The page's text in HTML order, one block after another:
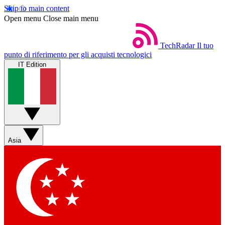
Skip to main content
Open menu Close main menu
TechRadar Il tuo
punto di riferimento per gli acquisti tecnologici
IT Edition
Asia